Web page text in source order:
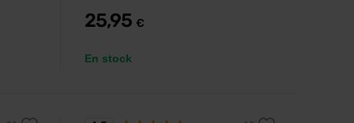
25,95 €
En stock